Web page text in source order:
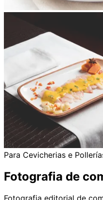
Para Cevicherias e
Fotografia de
Fotografia editorial de